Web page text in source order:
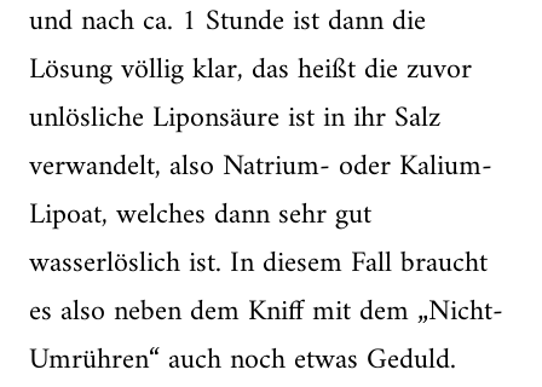
und nach ca. 1 Stunde ist dann die
Lösung völlig klar, das heißt die zuvor
unlösliche Liponsäure ist in ihr Salz
verwandelt, also Natrium- oder Kalium-
Lipoat, welches dann sehr gut
wasserlöslich ist. In diesem Fall braucht
es also neben dem Kniff mit dem „Nicht-
Umrühren“ auch noch etwas Geduld.